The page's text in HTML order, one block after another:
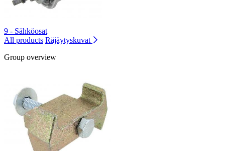
9 - Sähköosat
All products Räjäytyskuvat
Group overview